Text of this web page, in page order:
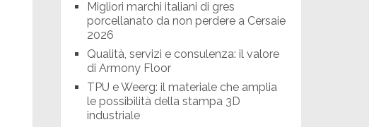
Migliori marchi italiani di gres
porcellanato da non perdere a Cersaie
2026
Qualità, servizi e consulenza: il valore
di Armony Floor
TPU e Weerg: il materiale che amplia
le possibilità della stampa 3D
industriale